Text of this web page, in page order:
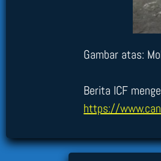
Gambar atas:
Berita ICF
https://